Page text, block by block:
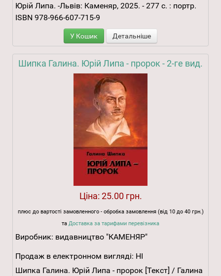
Юрій Липа. -Львів: Каменяр, 2025. - 277 с. : портр.
ISBN 978-966-607-715-9
У Кошик Детальніше
Шипка Галина. Юрій Липа - пророк - 2-ге вид.
Ціна: 25.00 грн.
плюс до вартості замовленного - обробка замовлення (від 10 до 40 грн.)
та Доставка за тарифами перевізника
Виробник: видавництво "КАМЕНЯР"
Продаж в електронном вигляді: НІ
Шипка Галина. Юрій Липа - пророк [Текст] / Галина